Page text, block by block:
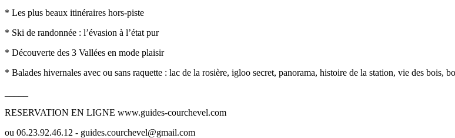
* Les plus beaux itinéraires hors-piste
* Ski de randonnée : l’évasion à l’état pur
* Découverte des 3 Vallées en mode plaisir
* Balades hivernales avec ou sans raquette : lac de la rosière, igloo secret, panorama, histoire de la station, vie des bois,
RESERVATION EN LIGNE www.guides-courchevel.com
ou 06.23.92.46.12 - guides.courchevel@gmail.com